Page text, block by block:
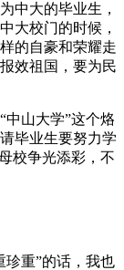
中大的毕业生，
大校门的时候，
的自豪和荣耀走
效祖国，要为民
山大学”这个烙
毕业生要努力学
校争光添彩，不
重”的话，我也